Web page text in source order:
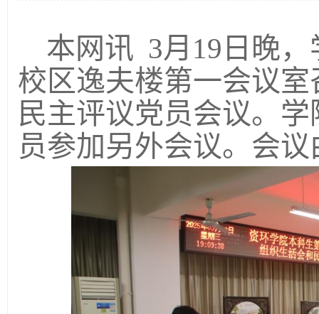
本网讯 3月19日晚
校区逸夫楼第一会议室
民主评议党员会议。 学
员参加另外会议。 会议